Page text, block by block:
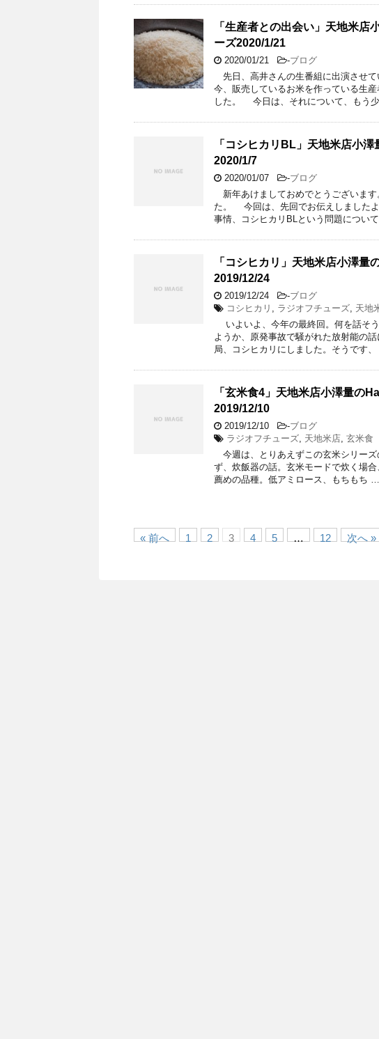
「生産者との出会い」天地米
ーズ2020/1/21
2020/01/21 -ブログ
先日、高井さんの生番組に出演させ
今、販売しているお米を作っている生
した。 今日は、それについて、もう
「コシヒカリBL」天地米店小
2020/1/7
2020/01/07 -ブログ
新年あけましておめでとうございま
た。 今回は、先回でお伝えしました
事情、コシヒカリBLという問題につい
「コシヒカリ」天地米店小澤
2019/12/24
2019/12/24 -ブログ
コシヒカリ , ラジオフチューズ, 天地
いよいよ、今年の最終回。何を話そ
ようか、原発事故で騒がれた放射能の
局、コシヒカリにしました。そうです
「玄米食4」天地米店小澤量の
2019/12/10
2019/12/10 -ブログ
ラジオフチューズ, 天地米店, 玄米食
今週は、とりあえずこの玄米シリー
ず、炊飯器の話。玄米モードで炊く場
薦めの品種。低アミロース、もちもち …
« 前へ 1 2 3 4 5 … 12 次へ »